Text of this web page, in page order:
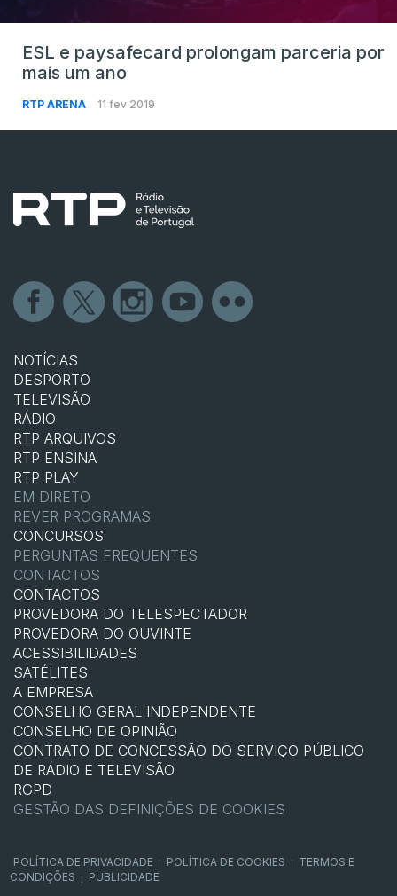
ESL e paysafecard prolongam parceria por
mais um ano
RTP ARENA 11 fev 2019
NOTÍCIAS
DESPORTO
TELEVISÃO
RÁDIO
RTP ARQUIVOS
RTP ENSINA
RTP PLAY
EM DIRETO
REVER PROGRAMAS
CONCURSOS
PERGUNTAS FREQUENTES
CONTACTOS
CONTACTOS
PROVEDORA DO TELESPECTADOR
PROVEDORA DO OUVINTE
ACESSIBILIDADES
SATÉLITES
A EMPRESA
CONSELHO GERAL INDEPENDENTE
CONSELHO DE OPINIÃO
CONTRATO DE CONCESSÃO DO SERVIÇO PÚBLICO
DE RÁDIO E TELEVISÃO
RGPD
GESTÃO DAS DEFINIÇÕES DE COOKIES
POLÍTICA DE PRIVACIDADE POLÍTICA DE COOKIES
TERMOS E
CONDIÇÕES
PUBLICIDADE